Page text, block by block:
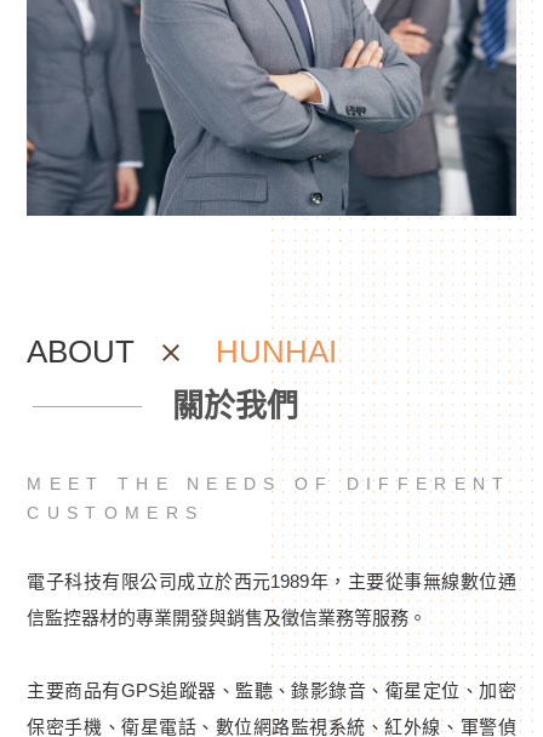
ABOUT HUNHAI
關於我們
MEET THE NEEDS OF DIFFERENT
CUSTOMERS
電子科技有限公司成立於西元1989年，主要從事無線數位通
信監控器材的專業開發與銷售及徵信業務等服務。
主要商品有GPS追蹤器、監聽、錄影錄音、衛星定位、加密
保密手機、衛星電話、數位網路監視系統、紅外線、軍警偵